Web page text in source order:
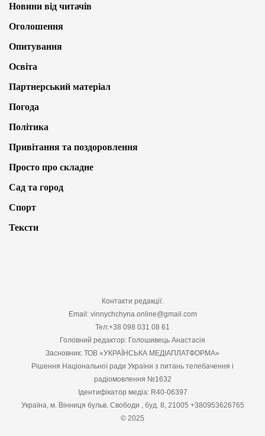
Новини від читачів
Оголошення
Опитування
Освіта
Партнерський матеріал
Погода
Політика
Привітання та поздоровлення
Просто про складне
Сад та город
Спорт
Тексти
Контакти редакції:
Email: vinnychchyna.online@gmail.com
Тел:+38 098 031 08 61
Головний редактор: Голошивець Анастасія
Засновник: ТОВ «УКРАЇНСЬКА МЕДІАПЛАТФОРМА»
Рішення Національної ради України з питань телебачення і
радіомовлення №1632
Ідентифікатор медіа: R40-06397
Україна, м. Вінниця бульв. Свободи , буд. 8, 21005 +380953626765
© 2025